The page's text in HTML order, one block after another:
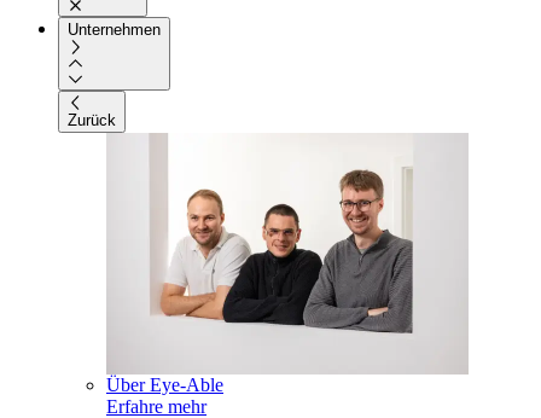
Unternehmen
Zurück
Über Eye-Able
Erfahre mehr